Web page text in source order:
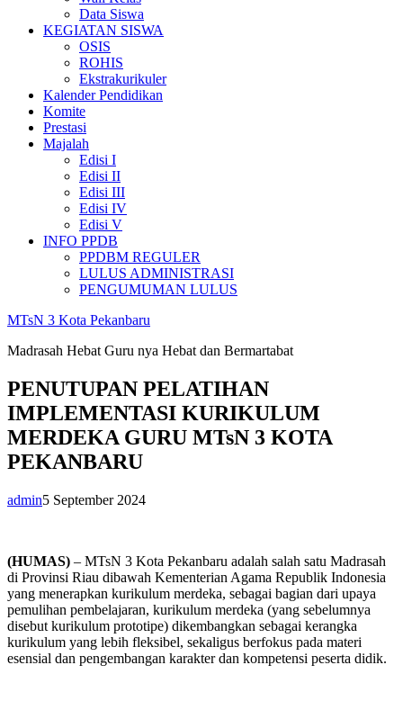
Data Siswa
KEGIATAN SISWA
OSIS
ROHIS
Ekstrakurikuler
Kalender Pendidikan
Komite
Prestasi
Majalah
Edisi I
Edisi II
Edisi III
Edisi IV
Edisi V
INFO PPDB
PPDBM REGULER
LULUS ADMINISTRASI
PENGUMUMAN LULUS
MTsN 3 Kota Pekanbaru
Madrasah Hebat Guru nya Hebat dan Bermartabat
PENUTUPAN PELATIHAN
IMPLEMENTASI KURIKULUM
MERDEKA GURU MTsN 3 KOTA
PEKANBARU
admin5 September 2024
(HUMAS) – MTsN 3 Kota Pekanbaru adalah salah satu Madrasah
di Provinsi Riau dibawah Kementerian Agama Republik Indonesia
yang menerapkan kurikulum merdeka, sebagai bagian dari upaya
pemulihan pembelajaran, kurikulum merdeka (yang sebelumnya
disebut kurikulum prototipe) dikembangkan sebagai kerangka
kurikulum yang lebih fleksibel, sekaligus berfokus pada materi
esensial dan pengembangan karakter dan kompetensi peserta didik.